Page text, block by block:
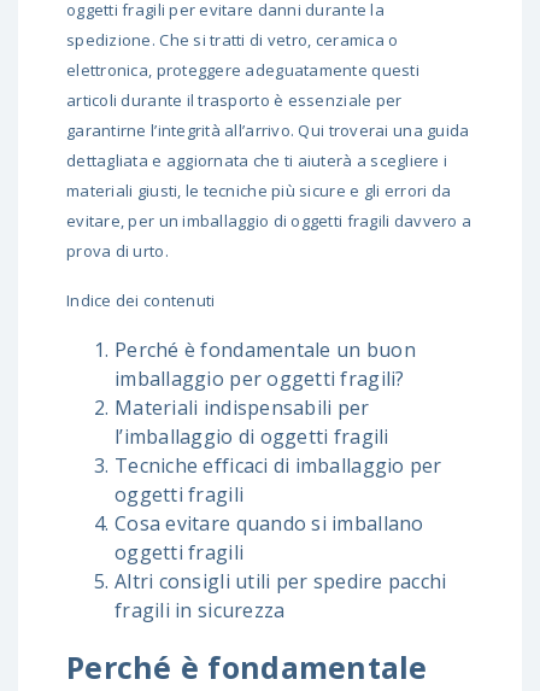
oggetti fragili per evitare danni durante la
spedizione. Che si tratti di vetro, ceramica o
elettronica, proteggere adeguatamente questi
articoli durante il trasporto è essenziale per
garantirne l’integrità all’arrivo. Qui troverai una guida
dettagliata e aggiornata che ti aiuterà a scegliere i
materiali giusti, le tecniche più sicure e gli errori da
evitare, per un imballaggio di oggetti fragili davvero a
prova di urto.
Indice dei contenuti
Perché è fondamentale un buon
imballaggio per oggetti fragili?
Materiali indispensabili per
l’imballaggio di oggetti fragili
Tecniche efficaci di imballaggio per
oggetti fragili
Cosa evitare quando si imballano
oggetti fragili
Altri consigli utili per spedire pacchi
fragili in sicurezza
Perché è fondamentale